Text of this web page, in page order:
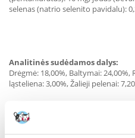
selenas (natrio selenito pavidalu):
Analitinės sudėdamos dalys:
Drėgmė: 18,00%, Baltymai: 24,00%,
ląsteliena: 3,00%, Žalieji pelenai: